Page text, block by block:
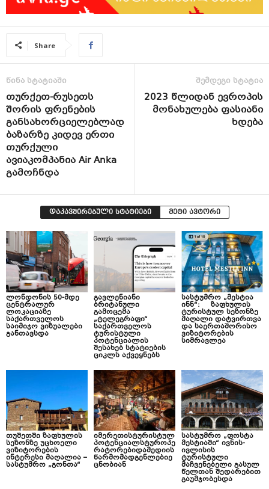
Share
წინა სტატიაში
თურქეთ-რუსეთს
შორის ფრენების
განსახორციელებლად
ბაზარზე კიდევ ერთი
თურქული
ავიაკომპანია Air Anka
გამოჩნდა
შემდეგი სტატია
2023 წლიდან ევროპის
მონახულება ფასიანი
ხდება
დაკავშირებული სტატიები მეტი ავტორი
ლონდონის 50-მდე
ცენტრალურ
ლოკაციაზე
საქართველოს
საიმიჯო ვიზუალები
განთავსდა
გავლენიანი
ბრიტანული
გამოცემა
„ტელეგრაფი“
საქართველოს
ტურისტული
პოტენციალის
შესახებ სტატიების
ციკლს აქვეყნებს
სასტუმრო „მესტია
ინნ“: ზაფხულის
ტურისტულ სეზონზე
მაღალი დატვირთვა
და საერთაშორისო
ვიზიტორების
სიმრავლეა
თუშეთში ზაფხულის
სეზონზე უცხოელი
ვიზიტორების
ინტერესი მაღალია –
სასტუმრო „გონთა“
იმერეთისტურისტულ
პოტენციალსტუროპე
რატორებიდამედიის
წარმომადგენლებიე
ცნობიან
სასტუმრო „ფოსტა
მესტიაში“ ივნის-
ივლისის
ტურისტული
მაჩვენებელი გასულ
წელთან შედარებით
გაუმჯობესდა